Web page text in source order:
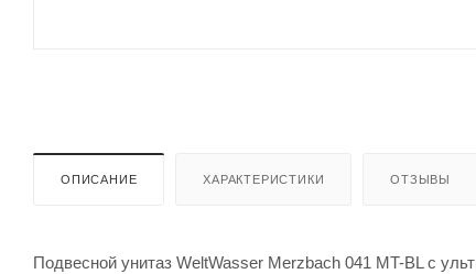
ОПИСАНИЕ ХАРАКТЕРИСТИКИ ОТЗЫВЫ
Подвесной унитаз WeltWasser Merzbach 041 MT-BL с